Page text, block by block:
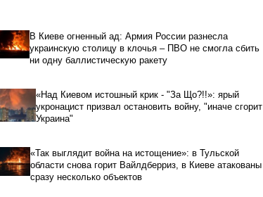
В Киеве огненный ад: Армия России разнесла
украинскую столицу в клочья – ПВО не смогла сбить
ни одну баллистическую ракету
«Над Киевом истошный крик - "За Що?!!»: ярый
укронацист призвал остановить войну, "иначе сгорит
Украина"
«Так выглядит война на истощение»: в Тульской
области снова горит Вайлдберриз, в Киеве атакованы
сразу несколько объектов